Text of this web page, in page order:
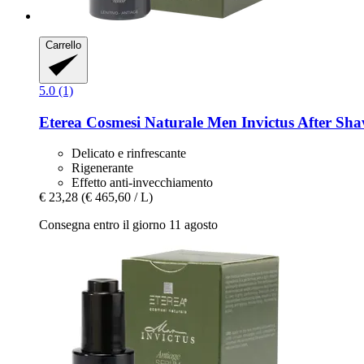
Carrello
5.0 (1)
Eterea Cosmesi Naturale Men Invictus After
Delicato e rinfrescante
Rigenerante
Effetto anti-invecchiamento
€ 23,28 (€ 465,60 / L)
Consegna entro il giorno 11 agosto